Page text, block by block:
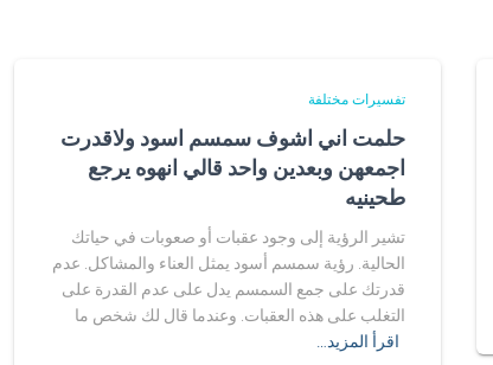
تفسيرات مختلفة
حلمت اني اشوف سمسم اسود ولاقدرت
اجمعهن وبعدين واحد قالي انهوه يرجع
طحينيه
تشير الرؤية إلى وجود عقبات أو صعوبات في حياتك
الحالية. رؤية سمسم أسود يمثل العناء والمشاكل. عدم
قدرتك على جمع السمسم يدل على عدم القدرة على
التغلب على هذه العقبات. وعندما قال لك شخص ما
اقرأ المزيد…